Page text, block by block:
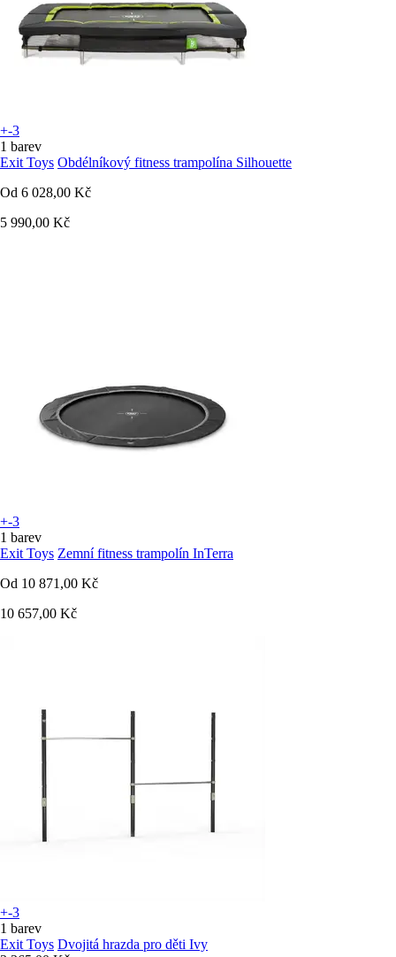
+-3
1 barev
Exit Toys Obdélníkový fitness trampolína Silhouette
Od 6 028,00 Kč
5 990,00 Kč
+-3
1 barev
Exit Toys Zemní fitness trampolín InTerra
Od 10 871,00 Kč
10 657,00 Kč
+-3
1 barev
Exit Toys Dvojitá hrazda pro děti Ivy